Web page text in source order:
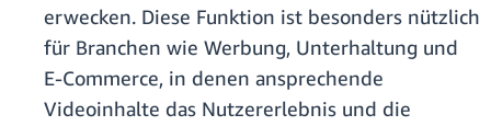
erwecken. Diese Funktion ist besonders nützlich
für Branchen wie Werbung, Unterhaltung und
E-Commerce, in denen ansprechende
Videoinhalte das Nutzererlebnis und die